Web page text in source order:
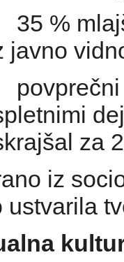
35 %
javno
za
iz
ustvarila